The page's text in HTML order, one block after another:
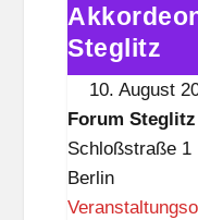
e
g
l
i
t
z
„600
Akkordeons"
im
Forum
Steglitz
Steglitz
10. August
Forum Steglitz
Schloßstraße 1
Berlin